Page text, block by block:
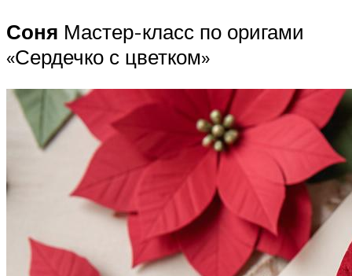
Соня Мастер-класс по оригами
«Сердечко с цветком»